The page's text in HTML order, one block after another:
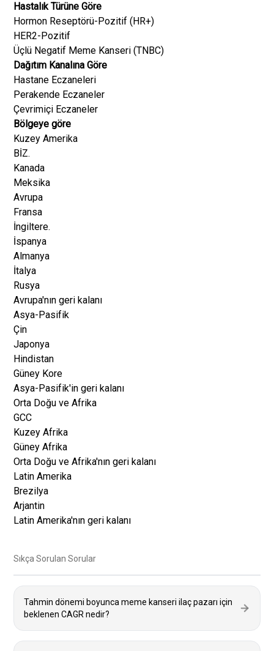
Hastalık Türüne Göre
Hormon Reseptörü-Pozitif (HR+)
HER2-Pozitif
Üçlü Negatif Meme Kanseri (TNBC)
Dağıtım Kanalına Göre
Hastane Eczaneleri
Perakende Eczaneler
Çevrimiçi Eczaneler
Bölgeye göre
Kuzey Amerika
BİZ.
Kanada
Meksika
Avrupa
Fransa
İngiltere.
İspanya
Almanya
İtalya
Rusya
Avrupa'nın geri kalanı
Asya-Pasifik
Çin
Japonya
Hindistan
Güney Kore
Asya-Pasifik'in geri kalanı
Orta Doğu ve Afrika
GCC
Kuzey Afrika
Güney Afrika
Orta Doğu ve Afrika'nın geri kalanı
Latin Amerika
Brezilya
Arjantin
Latin Amerika'nın geri kalanı
Sıkça Sorulan Sorular
Tahmin dönemi boyunca meme kanseri ilaç pazarı için
beklenen CAGR nedir?